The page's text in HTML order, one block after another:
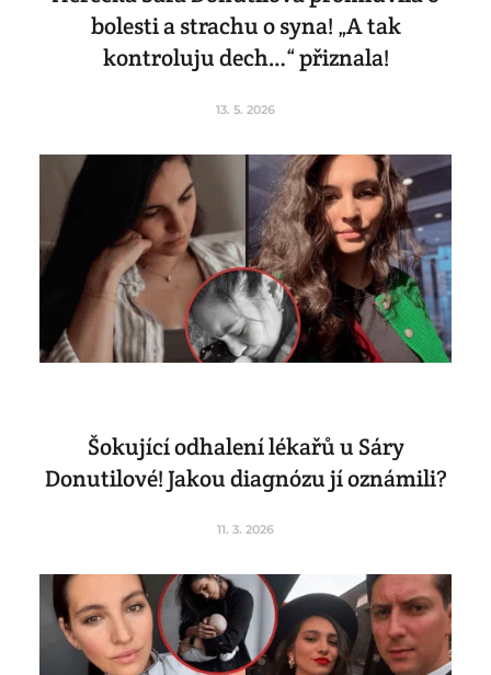
bolesti a strachu o syna! „A tak
kontroluju dech…“ přiznala!
13. 5. 2026
Šokující odhalení lékařů u Sáry
Donutilové! Jakou diagnózu jí oznámili?
11. 3. 2026